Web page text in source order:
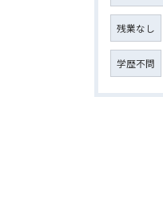
残業なし
学歴不問